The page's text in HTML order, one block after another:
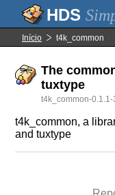
Início t4k_common
The
tuxtype
t4k_common-
t4k_common, a
and tuxtype